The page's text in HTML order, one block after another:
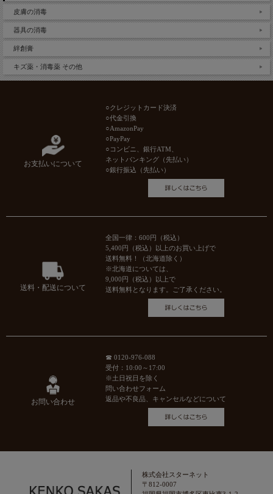
皮膚の消毒
器具の消毒
絆創膏
キズ薬・消毒薬 その他
お支払いについて
○クレジットカード決済
○代金引換
○AmazonPay
○PayPay
○コンビニ、銀行ATM、
ネットバンキング（先払い）
○銀行振込（先払い）
送料・配送について
全国一律：600円（税込）
5,400円（税込）以上のお買い上げで
送料無料！（北海道除く）
※北海道については、
9,000円（税込）以上で
送料無料となります。ご了承ください。
お問い合わせ
☎ 0120-976-088
受付：10:00～17:00
※土日祝日を除く
問い合わせフォーム
返品や不良品、キャンセルなどについて
株式会社スターネット
〒812-0007